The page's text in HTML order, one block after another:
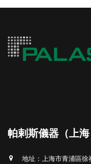
帕剌斯儀器（上
地址：上海市青浦區徐